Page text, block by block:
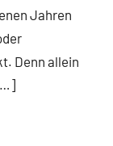
Jahren
Denn allein